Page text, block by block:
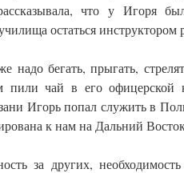
что у Игоря
остаться инструктором
бегать, прыгать,
пили чай в его офицерской
Игорь попал служить в
к нам на Дальний
за других,